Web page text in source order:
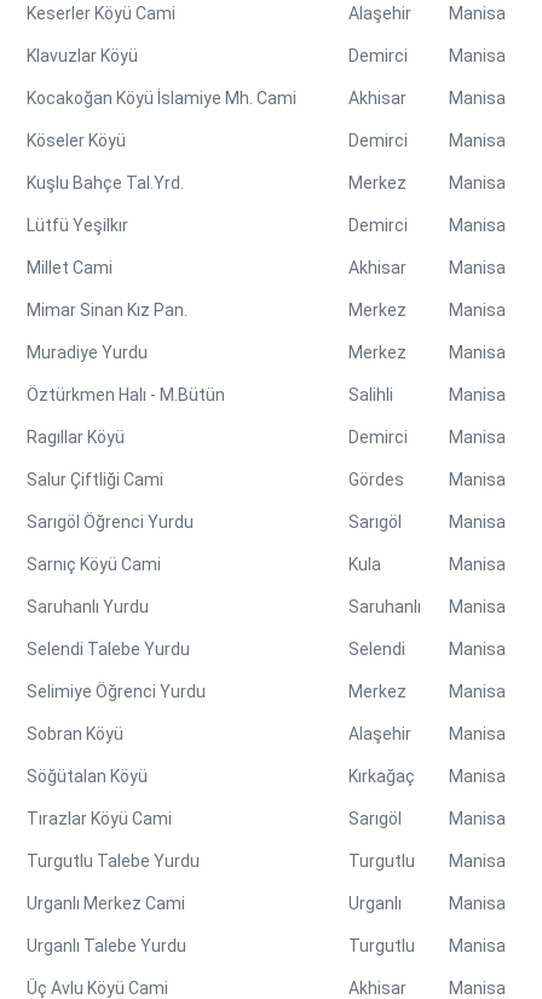
Keserler Köyü Cami Alaşehir Manisa
Klavuzlar Köyü Demirci Manisa
Kocakoğan Köyü İslamiye Mh. Cami Akhisar Manisa
Köseler Köyü Demirci Manisa
Kuşlu Bahçe Tal.Yrd. Merkez Manisa
Lütfü Yeşilkır Demirci Manisa
Millet Cami Akhisar Manisa
Mimar Sinan Kız Pan. Merkez Manisa
Muradiye Yurdu Merkez Manisa
Öztürkmen Halı - M.Bütün Salihli Manisa
Ragıllar Köyü Demirci Manisa
Salur Çiftliği Cami Gördes Manisa
Sarıgöl Öğrenci Yurdu Sarıgöl Manisa
Sarnıç Köyü Cami Kula Manisa
Saruhanlı Yurdu Saruhanlı Manisa
Selendi Talebe Yurdu Selendi Manisa
Selimiye Öğrenci Yurdu Merkez Manisa
Sobran Köyü Alaşehir Manisa
Söğütalan Köyü Kırkağaç Manisa
Tırazlar Köyü Cami Sarıgöl Manisa
Turgutlu Talebe Yurdu Turgutlu Manisa
Urganlı Merkez Cami Urganlı Manisa
Urganlı Talebe Yurdu Turgutlu Manisa
Üç Avlu Köyü Cami Akhisar Manisa